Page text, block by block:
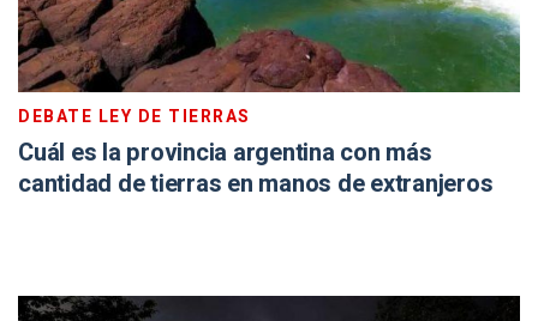
DEBATE LEY DE TIERRAS
Cuál es la provincia argentina con más
cantidad de tierras en manos de extranjeros